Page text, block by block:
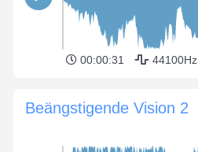
00:00:31 44100Hz
Beängstigende Vision 2